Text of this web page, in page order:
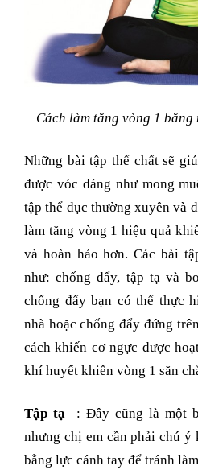
Cách làm tăng vòng 1
Những bài tập thể chất sẽ
được vóc dáng như mong
tập thể dục thường xuyên và
làm tăng vòng 1 hiệu quả
và hoàn hảo hơn. Các bài
như: chống đẩy, tập tạ và
chống đẩy bạn có thể thực
nhà hoặc chống đẩy đứng
cách khiến cơ ngực được
khí huyết khiến vòng 1 săn
Tập tạ : Đây cũng là một
nhưng chị em cần phải chú
bằng lực cánh tay để tránh